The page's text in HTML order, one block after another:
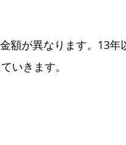
額が異なります。13年
いきます。